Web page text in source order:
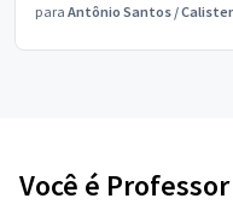
para Antônio Santos /
Você é